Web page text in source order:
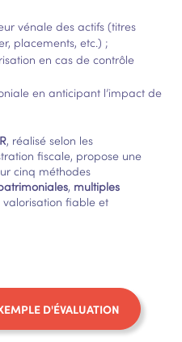
vénale des actifs (titres
placements, etc.) ;
en cas de contrôle
en anticipant l’impact de
, réalisé selon les
fiscale, propose une
cinq méthodes
, multiples
fiable et
D'ÉVALUATION